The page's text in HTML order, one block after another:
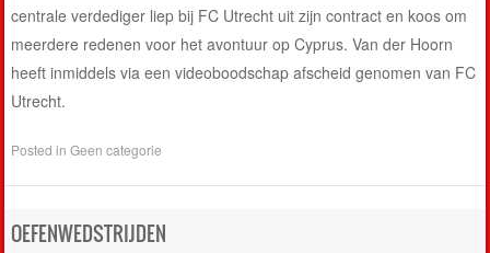
centrale verdediger liep bij FC Utrecht uit zijn contract en koos om
meerdere redenen voor het avontuur op Cyprus. Van der Hoorn
heeft inmiddels via een videoboodschap afscheid genomen van FC
Utrecht.
Posted inGeen categorie
OEFENWEDSTRIJDEN